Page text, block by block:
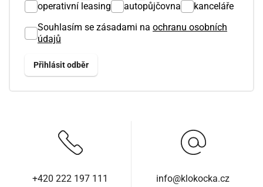
operativní leasing
autopůjčovna
kanceláře
Souhlasím se zásadami na ochranu osobních
údajů
+420 222 197 111 info@klokocka.cz